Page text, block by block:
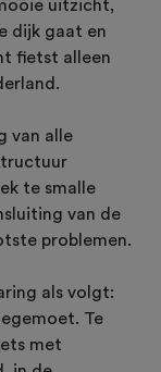
uitzicht,
dijk gaat en
fietst alleen
van alle
te smalle
van de
problemen.
als volgt:
Te
met